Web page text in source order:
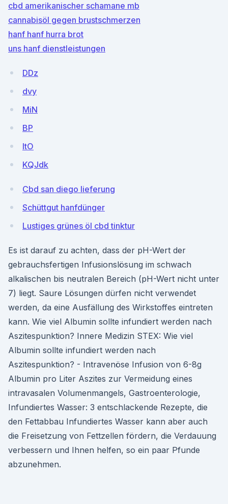
cbd amerikanischer schamane mb
cannabisöl gegen brustschmerzen
hanf hanf hurra brot
uns hanf dienstleistungen
DDz
dvy
MiN
BP
ItO
KQJdk
Cbd san diego lieferung
Schüttgut hanfdünger
Lustiges grünes öl cbd tinktur
Es ist darauf zu achten, dass der pH-Wert der
gebrauchsfertigen Infusionslösung im schwach
alkalischen bis neutralen Bereich (pH-Wert nicht unter
7) liegt. Saure Lösungen dürfen nicht verwendet
werden, da eine Ausfällung des Wirkstoffes eintreten
kann. Wie viel Albumin sollte infundiert werden nach
Aszitespunktion? Innere Medizin STEX: Wie viel
Albumin sollte infundiert werden nach
Aszitespunktion? - Intravenöse Infusion von 6-8g
Albumin pro Liter Aszites zur Vermeidung eines
intravasalen Volumenmangels, Gastroenterologie,
Infundiertes Wasser: 3 entschlackende Rezepte, die
den Fettabbau Infundiertes Wasser kann aber auch
die Freisetzung von Fettzellen fördern, die Verdauung
verbessern und Ihnen helfen, so ein paar Pfunde
abzunehmen.